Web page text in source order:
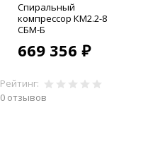
Спиральный
компрессор КМ2.2-8
СБМ-Б
669 356 ₽
Рейтинг:
0 отзывов